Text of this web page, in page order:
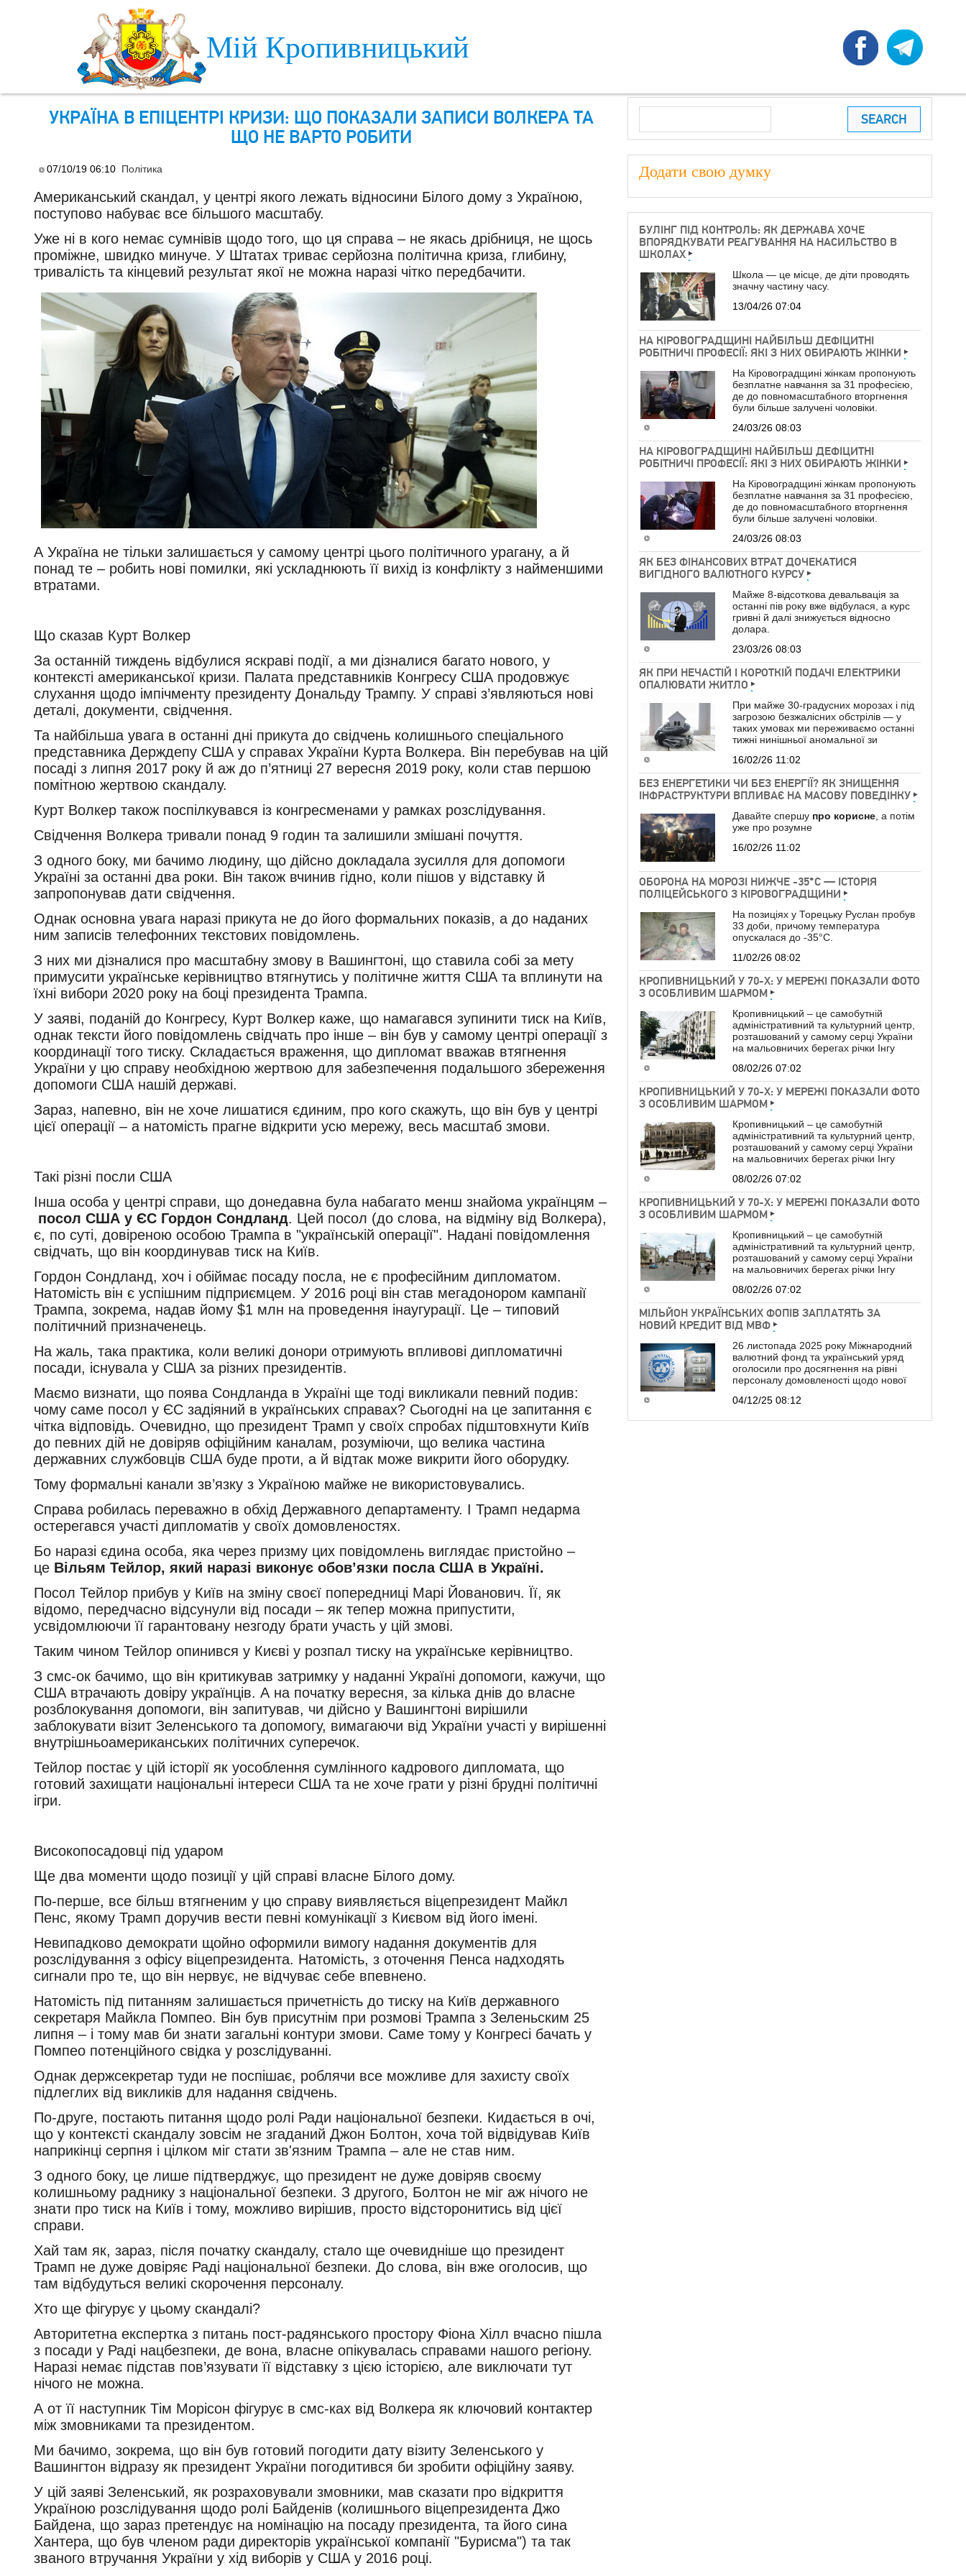
Мій Кропивницький
УКРАЇНА В ЕПІЦЕНТРІ КРИЗИ: ЩО ПОКАЗАЛИ ЗАПИСИ ВОЛКЕРА ТА
ЩО НЕ ВАРТО РОБИТИ
07/10/19 06:10 Політика
Американський скандал, у центрі якого лежать відносини Білого дому з Україною,
поступово набуває все більшого масштабу.
Уже ні в кого немає сумнівів щодо того, що ця справа – не якась дрібниця, не щось
проміжне, швидко минуче. У Штатах триває серйозна політична криза, глибину,
тривалість та кінцевий результат якої не можна наразі чітко передбачити.
А Україна не тільки залишається у самому центрі цього політичного урагану, а й
понад те – робить нові помилки, які ускладнюють її вихід із конфлікту з найменшими
втратами.
Що сказав Курт Волкер
За останній тиждень відбулися яскраві події, а ми дізналися багато нового, у
контексті американської кризи. Палата представників Конгресу США продовжує
слухання щодо імпічменту президенту Дональду Трампу. У справі з’являються нові
деталі, документи, свідчення.
Та найбільша увага в останні дні прикута до свідчень колишнього спеціального
представника Держдепу США у справах України Курта Волкера. Він перебував на цій
посаді з липня 2017 року й аж до п’ятниці 27 вересня 2019 року, коли став першою
помітною жертвою скандалу.
Курт Волкер також поспілкувався із конгресменами у рамках розслідування.
Свідчення Волкера тривали понад 9 годин та залишили змішані почуття.
З одного боку, ми бачимо людину, що дійсно докладала зусилля для допомоги
Україні за останні два роки. Він також вчинив гідно, коли пішов у відставку й
запропонував дати свідчення.
Однак основна увага наразі прикута не до його формальних показів, а до наданих
ним записів телефонних текстових повідомлень.
З них ми дізналися про масштабну змову в Вашингтоні, що ставила собі за мету
примусити українське керівництво втягнутись у політичне життя США та вплинути на
їхні вибори 2020 року на боці президента Трампа.
У заяві, поданій до Конгресу, Курт Волкер каже, що намагався зупинити тиск на Київ,
однак тексти його повідомлень свідчать про інше – він був у самому центрі операції з
координації того тиску. Складається враження, що дипломат вважав втягнення
України у цю справу необхідною жертвою для забезпечення подальшого збереження
допомоги США нашій державі.
Зараз, напевно, він не хоче лишатися єдиним, про кого скажуть, що він був у центрі
цієї операції – а натомість прагне відкрити усю мережу, весь масштаб змови.
Такі різні посли США
Інша особа у центрі справи, що донедавна була набагато менш знайома українцям –
посол США у ЄС Гордон Сондланд. Цей посол (до слова, на відміну від Волкера),
є, по суті, довіреною особою Трампа в "українській операції". Надані повідомлення
свідчать, що він координував тиск на Київ.
Гордон Сондланд, хоч і обіймає посаду посла, не є професійним дипломатом.
Натомість він є успішним підприємцем. У 2016 році він став мегадонором кампанії
Трампа, зокрема, надав йому $1 млн на проведення інаугурації. Це – типовий
політичний призначенець.
На жаль, така практика, коли великі донори отримують впливові дипломатичні
посади, існувала у США за різних президентів.
Маємо визнати, що поява Сондланда в Україні ще тоді викликали певний подив:
чому саме посол у ЄС задіяний в українських справах? Сьогодні на це запитання є
чітка відповідь. Очевидно, що президент Трамп у своїх спробах підштовхнути Київ
до певних дій не довіряв офіційним каналам, розуміючи, що велика частина
державних службовців США буде проти, а й відтак може викрити його оборудку.
Тому формальні канали зв’язку з Україною майже не використовувались.
Справа робилась переважно в обхід Державного департаменту. І Трамп недарма
остерегався участі дипломатів у своїх домовленостях.
Бо наразі єдина особа, яка через призму цих повідомлень виглядає пристойно –
це Вільям Тейлор, який наразі виконує обов’язки посла США в Україні.
Посол Тейлор прибув у Київ на зміну своєї попередниці Марі Йованович. Її, як
відомо, передчасно відсунули від посади – як тепер можна припустити,
усвідомлюючи її гарантовану незгоду брати участь у цій змові.
Таким чином Тейлор опинився у Києві у розпал тиску на українське керівництво.
З смс-ок бачимо, що він критикував затримку у наданні Україні допомоги, кажучи, що
США втрачають довіру українців. А на початку вересня, за кілька днів до власне
розблокування допомоги, він запитував, чи дійсно у Вашингтоні вирішили
заблокувати візит Зеленського та допомогу, вимагаючи від України участі у вирішенні
внутрішньоамериканських політичних суперечок.
Тейлор постає у цій історії як уособлення сумлінного кадрового дипломата, що
готовий захищати національні інтереси США та не хоче грати у різні брудні політичні
ігри.
Високопосадовці під ударом
Ще два моменти щодо позиції у цій справі власне Білого дому.
По-перше, все більш втягненим у цю справу виявляється віцепрезидент Майкл
Пенс, якому Трамп доручив вести певні комунікації з Києвом від його імені.
Невипадково демократи щойно оформили вимогу надання документів для
розслідування з офісу віцепрезидента. Натомість, з оточення Пенса надходять
сигнали про те, що він нервує, не відчуває себе впевнено.
Натомість під питанням залишається причетність до тиску на Київ державного
секретаря Майкла Помпео. Він був присутнім при розмові Трампа з Зеленьским 25
липня – і тому мав би знати загальні контури змови. Саме тому у Конгресі бачать у
Помпео потенційного свідка у розслідуванні.
Однак держсекретар туди не поспішає, роблячи все можливе для захисту своїх
підлеглих від викликів для надання свідчень.
По-друге, постають питання щодо ролі Ради національної безпеки. Кидається в очі,
що у контексті скандалу зовсім не згаданий Джон Болтон, хоча той відвідував Київ
наприкінці серпня і цілком міг стати зв'язним Трампа – але не став ним.
З одного боку, це лише підтверджує, що президент не дуже довіряв своєму
колишньому раднику з національної безпеки. З другого, Болтон не міг аж нічого не
знати про тиск на Київ і тому, можливо вирішив, просто відсторонитись від цієї
справи.
Хай там як, зараз, після початку скандалу, стало ще очевидніше що президент
Трамп не дуже довіряє Раді національної безпеки. До слова, він вже оголосив, що
там відбудуться великі скорочення персоналу.
Хто ще фігурує у цьому скандалі?
Авторитетна експертка з питань пост-радянського простору Фіона Хілл вчасно пішла
з посади у Раді нацбезпеки, де вона, власне опікувалась справами нашого регіону.
Наразі немає підстав пов’язувати її відставку з цією історією, але виключати тут
нічого не можна.
А от її наступник Тім Морісон фігурує в смс-ках від Волкера як ключовий контактер
між змовниками та президентом.
Ми бачимо, зокрема, що він був готовий погодити дату візиту Зеленського у
Вашингтон відразу як президент України погодитився би зробити офіційну заяву.
У цій заяві Зеленський, як розраховували змовники, мав сказати про відкриття
Україною розслідування щодо ролі Байденів (колишнього віцепрезидента Джо
Байдена, що зараз претендує на номінацію на посаду президента, та його сина
Хантера, що був членом ради директорів української компанії "Бурисма") та так
званого втручання України у хід виборів у США у 2016 році.
Search
Додати свою думку
БУЛІНГ ПІД КОНТРОЛЬ: ЯК ДЕРЖАВА ХОЧЕ
ВПОРЯДКУВАТИ РЕАГУВАННЯ НА НАСИЛЬСТВО В
ШКОЛАХ
Школа — це місце, де діти проводять
значну частину часу.
13/04/26 07:04
НА КІРОВОГРАДЩИНІ НАЙБІЛЬШ ДЕФІЦИТНІ
РОБІТНИЧІ ПРОФЕСІЇ: ЯКІ З НИХ ОБИРАЮТЬ ЖІНКИ
На Кіровоградщині жінкам пропонують
безплатне навчання за 31 професією,
де до повномасштабного вторгнення
були більше залучені чоловіки.
24/03/26 08:03
НА КІРОВОГРАДЩИНІ НАЙБІЛЬШ ДЕФІЦИТНІ
РОБІТНИЧІ ПРОФЕСІЇ: ЯКІ З НИХ ОБИРАЮТЬ ЖІНКИ
На Кіровоградщині жінкам пропонують
безплатне навчання за 31 професією,
де до повномасштабного вторгнення
були більше залучені чоловіки.
24/03/26 08:03
ЯК БЕЗ ФІНАНСОВИХ ВТРАТ ДОЧЕКАТИСЯ
ВИГІДНОГО ВАЛЮТНОГО КУРСУ
Майже 8-відсоткова девальвація за
останні пів року вже відбулася, а курс
гривні й далі знижується відносно
долара.
23/03/26 08:03
ЯК ПРИ НЕЧАСТІЙ І КОРОТКІЙ ПОДАЧІ ЕЛЕКТРИКИ
ОПАЛЮВАТИ ЖИТЛО
При майже 30-градусних морозах і під
загрозою безжалісних обстрілів — у
таких умовах ми переживаємо останні
тижні нинішньої аномальної зи
16/02/26 11:02
БЕЗ ЕНЕРГЕТИКИ ЧИ БЕЗ ЕНЕРГІЇ? ЯК ЗНИЩЕННЯ
ІНФРАСТРУКТУРИ ВПЛИВАЄ НА МАСОВУ ПОВЕДІНКУ
Давайте спершу про корисне , а потім
уже про розумне
16/02/26 11:02
ОБОРОНА НА МОРОЗІ НИЖЧЕ -35°C — ІСТОРІЯ
ПОЛІЦЕЙСЬКОГО З КІРОВОГРАДЩИНИ
На позиціях у Торецьку Руслан пробув
33 доби, причому температура
опускалася до -35°C.
11/02/26 08:02
КРОПИВНИЦЬКИЙ У 70-Х: У МЕРЕЖІ ПОКАЗАЛИ ФОТО
З ОСОБЛИВИМ ШАРМОМ
Кропивницький – це самобутній
адміністративний та культурний центр,
розташований у самому серці України
на мальовничих берегах річки Інгу
08/02/26 07:02
КРОПИВНИЦЬКИЙ У 70-Х: У МЕРЕЖІ ПОКАЗАЛИ ФОТО
З ОСОБЛИВИМ ШАРМОМ
Кропивницький – це самобутній
адміністративний та культурний центр,
розташований у самому серці України
на мальовничих берегах річки Інгу
08/02/26 07:02
КРОПИВНИЦЬКИЙ У 70-Х: У МЕРЕЖІ ПОКАЗАЛИ ФОТО
З ОСОБЛИВИМ ШАРМОМ
Кропивницький – це самобутній
адміністративний та культурний центр,
розташований у самому серці України
на мальовничих берегах річки Інгу
08/02/26 07:02
МІЛЬЙОН УКРАЇНСЬКИХ ФОПІВ ЗАПЛАТЯТЬ ЗА
НОВИЙ КРЕДИТ ВІД МВФ
26 листопада 2025 року Міжнародний
валютний фонд та український уряд
оголосили про досягнення на рівні
персоналу домовленості щодо нової
04/12/25 08:12